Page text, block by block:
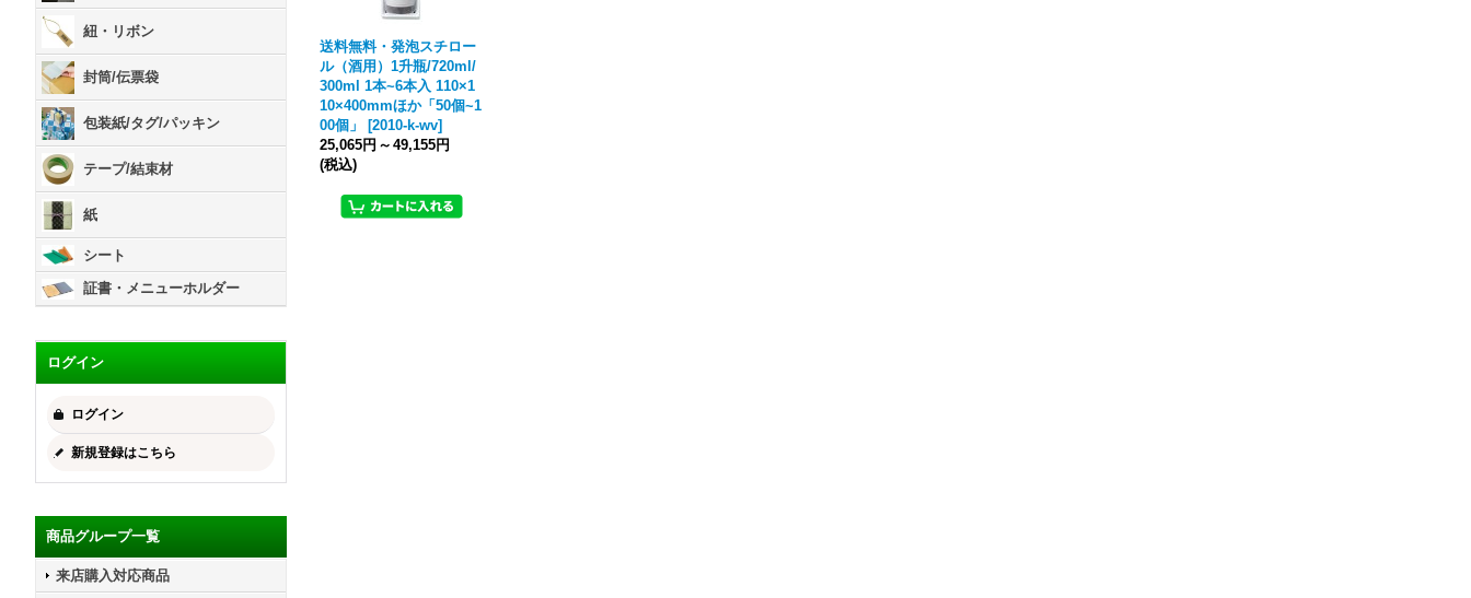
紐・リボン
封筒/伝票袋
包装紙/タグ/パッキン
テープ/結束材
紙
シート
証書・メニューホルダー
ログイン
ログイン
新規登録はこちら
商品グループ一覧
来店購入対応商品
送料無料・発泡スチロー
ル（酒用）1升瓶/720ml/
300ml 1本~6本入 110×1
10×400mmほか「50個~1
00個」
[2010-k-wv]
25,065円 ～ 49,155円
(税込)